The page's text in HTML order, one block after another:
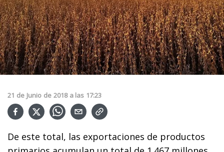
21 de Junio de 2018 a las 17:23
De este total, las exportaciones de productos